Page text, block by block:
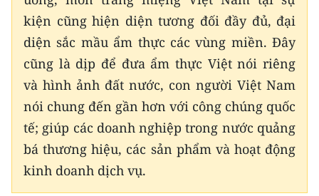
ESPAÑOL
한국어
kiện cũng hiện diện tương đối đầy đủ, đại
diện sắc mầu ẩm thực các vùng miền. Ðây
cũng là dịp để đưa ẩm thực Việt nói riêng
và hình ảnh đất nước, con người Việt Nam
nói chung đến gần hơn với công chúng quốc
tế; giúp các doanh nghiệp trong nước quảng
bá thương hiệu, các sản phẩm và hoạt động
kinh doanh dịch vụ.